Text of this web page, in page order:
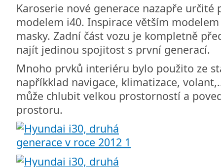
Karoserie nové generace nazapře určité
modelem i40. Inspirace větším
masky. Zadní část vozu je kompletně
najít jedinou spojitost s první generací.
Mnoho prvků interiéru bylo použito ze
napříkklad navigace, klimatizace,
může chlubit velkou prostorností a
prostoru.